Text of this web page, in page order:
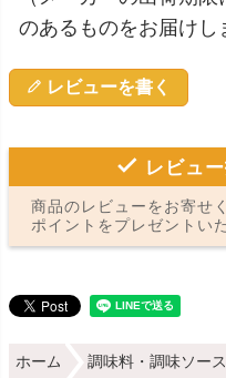
のあるものをお届けし
レビューを書く
レビュ
商品のレビューをお寄せ
ポイントをプレゼントい
ホーム 調味料・調味ソース